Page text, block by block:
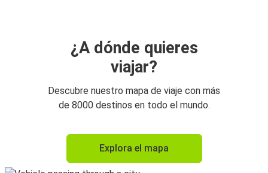
¿A dónde quieres
viajar?
Descubre nuestro mapa de viaje con más
de 8000 destinos en todo el mundo.
Explora el mapa